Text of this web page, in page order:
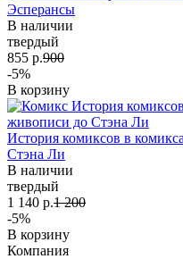
Эсперансы
В наличии
твердый
855 р.900
-5%
В корзину
История комиксов в
Стэна Ли
В наличии
твердый
1 140 р.1 200
-5%
В корзину
Компания